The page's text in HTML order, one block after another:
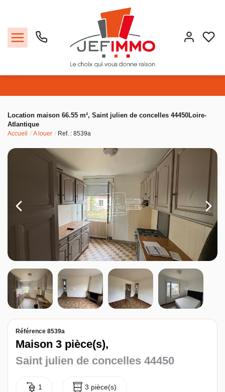
Louer
Vendre
Faire gérer
Estimer
Entreprise
Nos agences
Location maison 66.55 m², Saint julien de concelles 44450Loire-
Atlantique
Accueil A louer Ref. : 8539a
Référence 8539a
Maison 3 pièce(s),
Saint julien de concelles 44450
1 3 pièce(s)